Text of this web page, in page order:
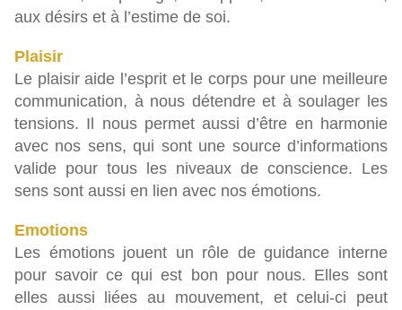
aux désirs et à l’estime de soi.
Plaisir
Le plaisir aide l’esprit et le corps pour une meilleure
communication, à nous détendre et à soulager les
tensions. Il nous permet aussi d’être en harmonie
avec nos sens, qui sont une source d’informations
valide pour tous les niveaux de conscience. Les
sens sont aussi en lien avec nos émotions.
Emotions
Les émotions jouent un rôle de guidance interne
pour savoir ce qui est bon pour nous. Elles sont
elles aussi liées au mouvement, et celui-ci peut